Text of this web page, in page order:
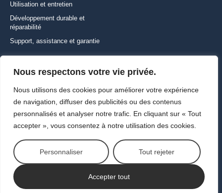
Nous respectons votre vie privée.
Nous utilisons des cookies pour améliorer votre expérience
de navigation, diffuser des publicités ou des contenus
personnalisés et analyser notre trafic. En cliquant sur « Tout
accepter », vous consentez à notre utilisation des cookies.
Personnaliser Tout rejeter
Accepter tout
Utilisation et entretien
Développement durable et
réparabilité
Support, assistance et garantie
95470 SAINT WITZ
+33 (1) 30 35 01 01
info@triomph-europe.com
Ecrivez-nous
Copyright ©2026